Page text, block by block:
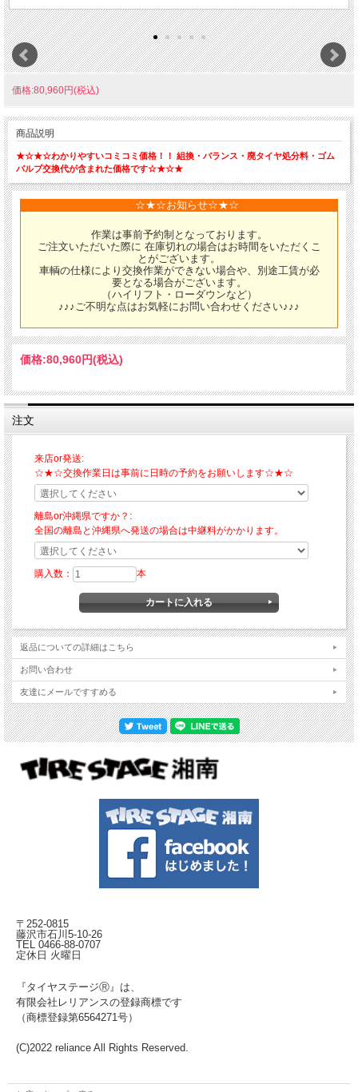
価格:80,960円(税込)
商品説明
★☆★☆わかりやすいコミコミ価格！！ 組換・バランス・廃タイヤ処分料・ゴム
バルブ交換代が含まれた価格です☆★☆★
☆★☆お知らせ☆★☆
作業は事前予約制となっております。
ご注文いただいた際に 在庫切れの場合はお時間をいただくこ
とがございます。
車輌の仕様により交換作業ができない場合や、別途工賃が必
要となる場合がございます。
（ハイリフト・ローダウンなど）
♪♪♪ご不明な点はお気軽にお問い合わせください♪♪♪
価格:80,960円(税込)
注文
来店or発送:
☆★☆交換作業日は事前に日時の予約をお願いします☆★☆
離島or沖縄県ですか？:
全国の離島と沖縄県へ発送の場合は中継料がかかります。
購入数： 本
返品についての詳細はこちら
お問い合わせ
友達にメールですすめる
〒252-0815
藤沢市石川5-10-26
TEL 0466-88-0707
定休日 火曜日
『タイヤステージⓇ』は、
有限会社レリアンスの登録商標です
（商標登録第6564271号）
(C)2022 reliance All Rights Reserved.